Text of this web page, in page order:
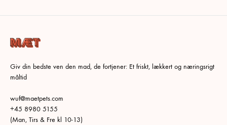
Giv din bedste ven den mad, de fortjener: Et friskt, lækkert og næringsrigt
måltid
wuf@maetpets.com
+45 8980 5155
(Man, Tirs & Fre kl 10-13)